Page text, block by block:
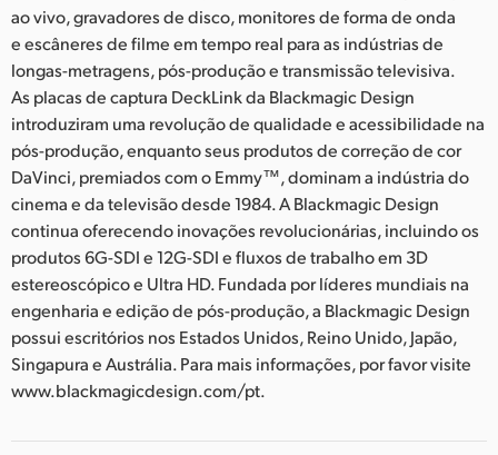
ao vivo, gravadores de disco, monitores de forma de onda
e escâneres de filme em tempo real para as indústrias de
longas-metragens, pós-produção e transmissão televisiva.
As placas de captura DeckLink da Blackmagic Design
introduziram uma revolução de qualidade e acessibilidade na
pós-produção, enquanto seus produtos de correção de cor
DaVinci, premiados com o Emmy™, dominam a indústria do
cinema e da televisão desde 1984. A Blackmagic Design
continua oferecendo inovações revolucionárias, incluindo os
produtos 6G-SDI e 12G-SDI e fluxos de trabalho em 3D
estereoscópico e Ultra HD. Fundada por líderes mundiais na
engenharia e edição de pós-produção, a Blackmagic Design
possui escritórios nos Estados Unidos, Reino Unido, Japão,
Singapura e Austrália. Para mais informações, por favor visite
www.blackmagicdesign.com/pt.